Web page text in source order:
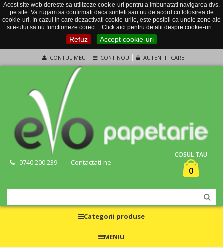
Acest site web doreste sa utilizeze cookie-uri pentru a imbunatati navigarea dvs.
pe site. Va rugam sa confirmati daca sunteti sau nu de acord cu folosirea de
cookie-uri. In cazul in care dezactivati cookie-urile, este posibil ca unele zone ale
site-ului sa nu functioneze corect.
Click aici pentru detalii despre cookie-uri.
Refuz Accept cookie-uri
CONTUL MEU CONT NOU AUTENTIFICARE
0740.200.239 Contactati-ne
COSUL TAU
0
Categorii produse
MENIU